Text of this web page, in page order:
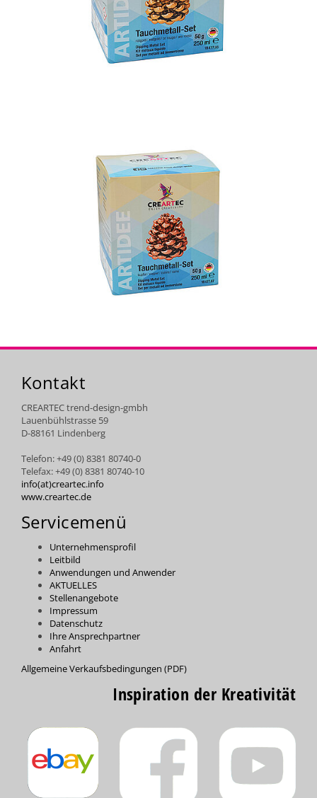
Kontakt
CREARTEC trend-design-gmbh
Lauenbühlstrasse 59
D-88161 Lindenberg
Telefon: +49 (0) 8381 80740-0
Telefax: +49 (0) 8381 80740-10
info(at)creartec.info
www.creartec.de
Servicemenü
Unternehmensprofil
Leitbild
Anwendungen und Anwender
AKTUELLES
Stellenangebote
Impressum
Datenschutz
Ihre Ansprechpartner
Anfahrt
Allgemeine Verkaufsbedingungen (PDF)
Inspiration der Kreativität